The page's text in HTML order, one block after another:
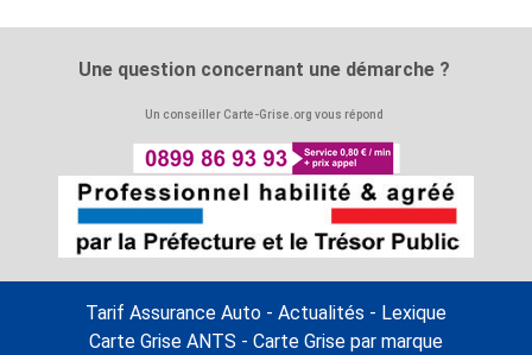
Une question concernant une démarche ?
Un conseiller Carte-Grise.org vous répond
Tarif Assurance Auto - Actualités - Lexique
Carte Grise ANTS - Carte Grise par marque